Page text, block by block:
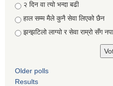
२ दिन वा त्यो भन्दा बढी
हाल सम्म मैले कुनै सेवा लिएको छैन
झन्झटिलो लाग्यो र सेवा राम्रो सँग
Older polls
Results